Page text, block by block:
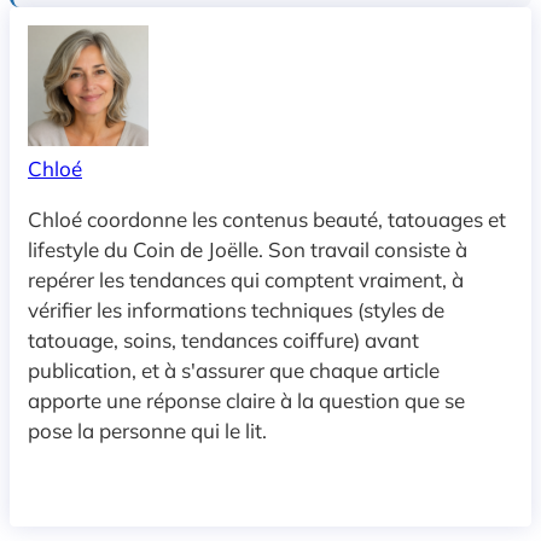
Chloé
Chloé coordonne les contenus beauté, tatouages et
lifestyle du Coin de Joëlle. Son travail consiste à
repérer les tendances qui comptent vraiment, à
vérifier les informations techniques (styles de
tatouage, soins, tendances coiffure) avant
publication, et à s'assurer que chaque article
apporte une réponse claire à la question que se
pose la personne qui le lit.